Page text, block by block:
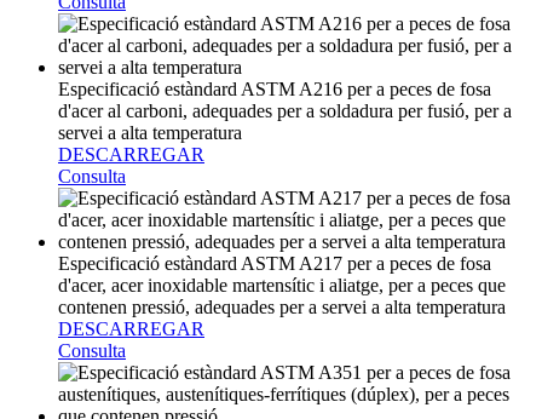
Especificació estàndard ASTM A216 per a peces de fosa
d'acer al carboni, adequades per a soldadura per fusió, per a
servei a alta temperatura
DESCARREGAR
Consulta
Especificació estàndard ASTM A217 per a peces de fosa
d'acer, acer inoxidable martensític i aliatge, per a peces que
contenen pressió, adequades per a servei a alta temperatura
DESCARREGAR
Consulta